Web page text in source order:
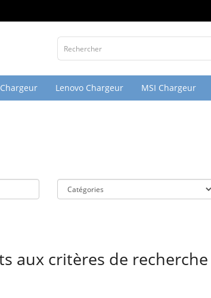
Lenovo Chargeur MSI Chargeur
aux critères de recherche